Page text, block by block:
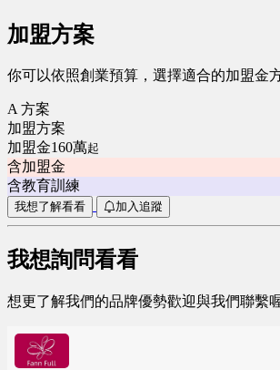
加盟方案
你可以依照創業預算，選擇適合的加盟金方
A 方案
加盟方案
加盟金160萬起
含加盟金
含教育訓練
我想了解看看 加入追蹤
我想詢問看看
想更了解我們的品牌優勢歡迎與我們聯繫